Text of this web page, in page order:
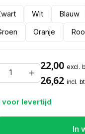
Wit Blauw
Oranje
22,00 excl.
26,62 incl.
voor levertijd
In